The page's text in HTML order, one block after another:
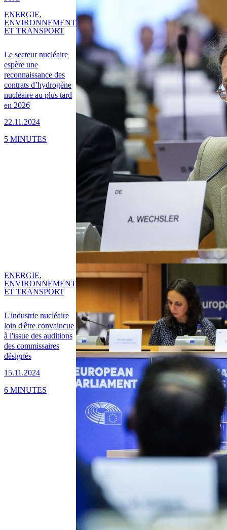
Le secteur nucléaire
espère une
reconnaissance des
contrats d’hydrogène
nucléaire au plus tard
en 2026
22.11.2024
ENERGIE,
ENVIRONNEMENT
ET TRANSPORT
5 MINUTES
L'industrie nucléaire
loin d'être convaincue
à l'issue des auditions
des commissaires
désignés
15.11.2024
ENERGIE,
ENVIRONNEMENT
ET TRANSPORT
6 MINUTES